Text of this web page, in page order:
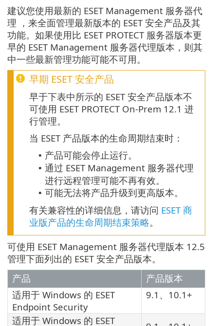
建议您使用最新的 ESET Management 服务器代
理 ，来全面管理最新版本的 ESET 安全产品及其
功能。如果使用比 ESET PROTECT 服务器版本更
早的 ESET Management 服务器代理版本，则其
中一些最新管理功能可能不可用。
早期 ESET 安全产品
早于下表中所示的 ESET 安全产品版本不
可使用 ESET PROTECT On-Prem 12.1 进
行管理。
当 ESET 产品版本的生命周期结束时：
• 产品可能会停止运行。
• 通过 ESET Management 服务器代理
进行远程管理可能不再有效。
• 可能无法将产品升级到更高版本。
有关兼容性的详细信息，请访问 ESET 商
业版产品的生命周期结束策略。
可使用 ESET Management 服务器代理版本 12.5
管理下面列出的 ESET 安全产品版本。
产品
产品版本
适用于 Windows 的 ESET
Endpoint Security
9.1、10.1+
适用于 Windows 的 ESET